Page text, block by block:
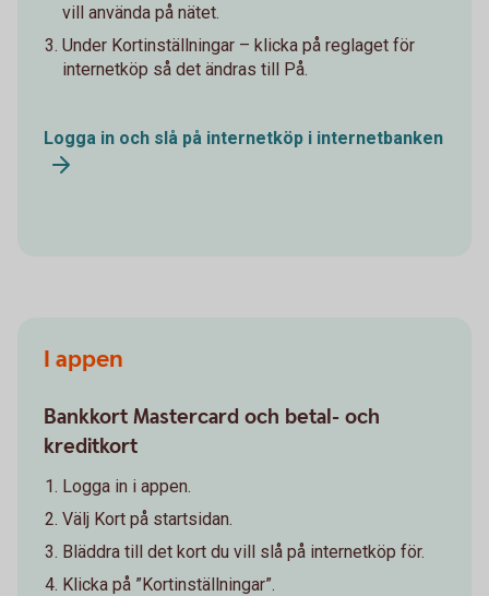
vill använda på nätet.
Under Kortinställningar – klicka på reglaget för
internetköp så det ändras till På.
Logga in och slå på internetköp i internetbanken
I appen
Bankkort Mastercard och betal- och
kreditkort
Logga in i appen.
Välj Kort på startsidan.
Bläddra till det kort du vill slå på internetköp för.
Klicka på ”Kortinställningar”.